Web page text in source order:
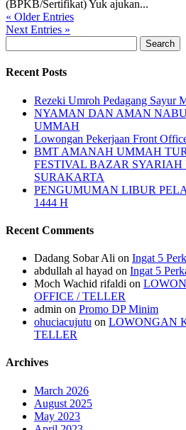
(BPKB/Sertifikat) Yuk ajukan...
« Older Entries
Next Entries »
for:
Recent Posts
Rezeki Umroh Pedagang Sayur
NYAMAN DAN AMAN
UMMAH
Lowongan Pekerjaan Front
BMT AMANAH UMMAH
FESTIVAL BAZAR
SURAKARTA
PENGUMUMAN LIBUR
1444 H
Recent Comments
Dadang Sobar Ali on Ingat 5
abdullah al hayad on Ingat 5
Moch Wachid rifaldi on
OFFICE / TELLER
admin on Promo DP Minim
ohuciacujutu on LOWONGAN
TELLER
Archives
March 2026
August 2025
May 2023